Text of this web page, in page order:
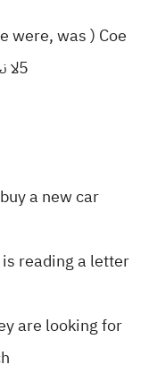
were, was ) Coe
a new car -
reading a letter -
are looking for